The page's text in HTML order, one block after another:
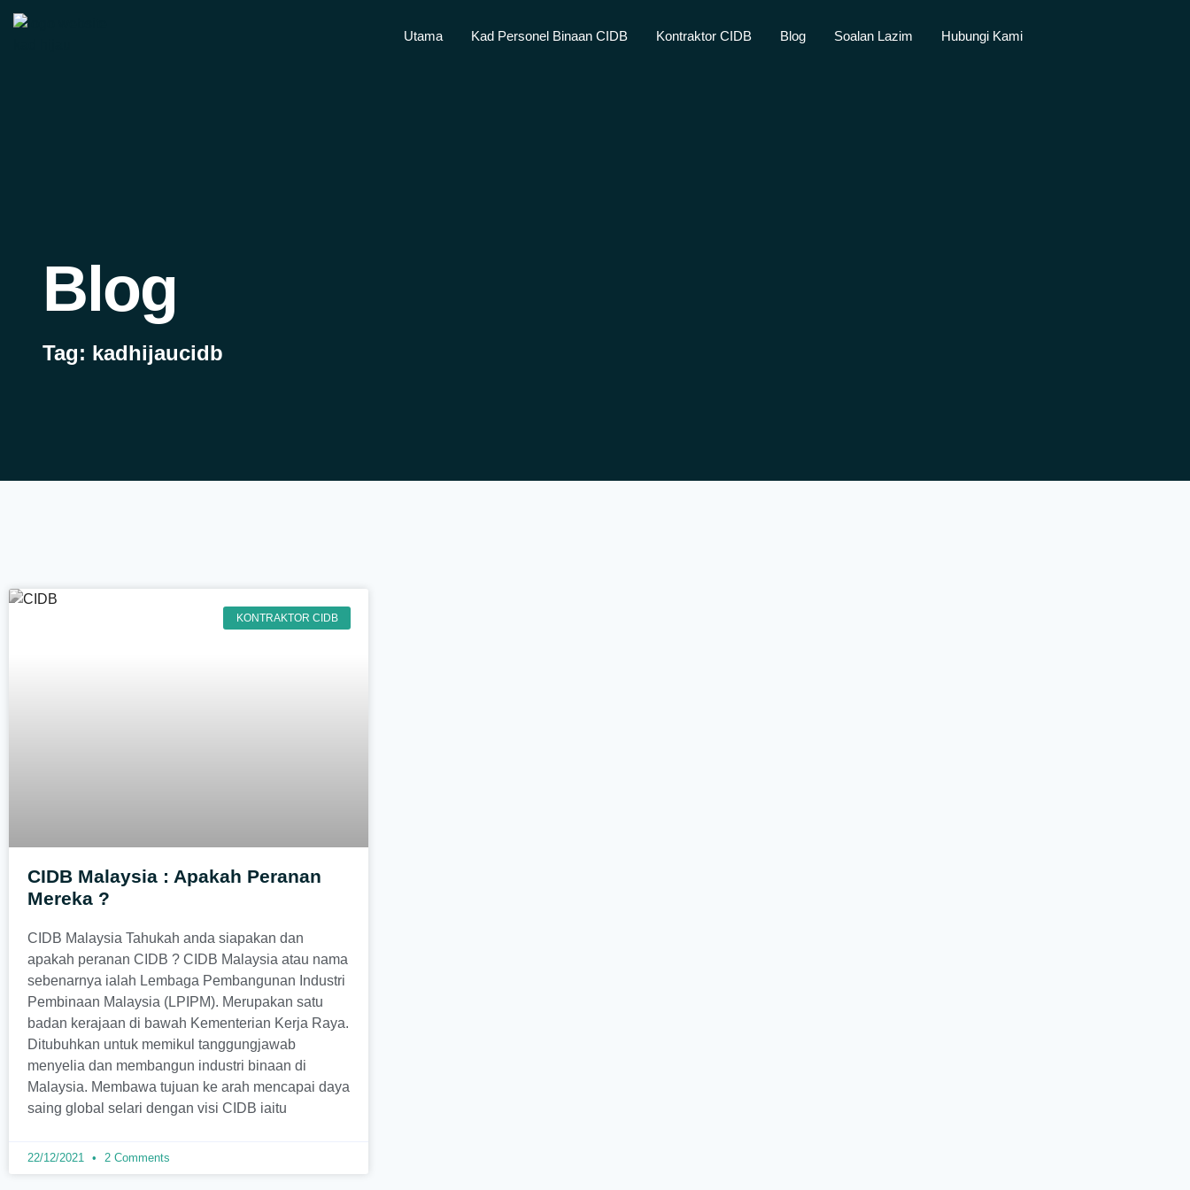
Utama Kad Personel Binaan CIDB Kontraktor CIDB Blog Soalan Lazim Hubungi Kami
Blog
Tag: kadhijaucidb
KONTRAKTOR CIDB
CIDB Malaysia : Apakah Peranan
Mereka ?
CIDB Malaysia Tahukah anda siapakan dan
apakah peranan CIDB ? CIDB Malaysia atau nama
sebenarnya ialah Lembaga Pembangunan Industri
Pembinaan Malaysia (LPIPM). Merupakan satu
badan kerajaan di bawah Kementerian Kerja Raya.
Ditubuhkan untuk memikul tanggungjawab
menyelia dan membangun industri binaan di
Malaysia. Membawa tujuan ke arah mencapai daya
saing global selari dengan visi CIDB iaitu
22/12/2021 2 Comments